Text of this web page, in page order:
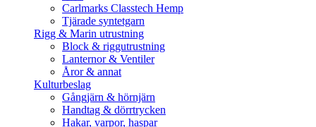
Carlmarks Classtech Hemp
Tjärade syntetgarn
Rigg & Marin utrustning
Block & riggutrustning
Lanternor & Ventiler
Åror & annat
Kulturbeslag
Gångjärn & hörnjärn
Handtag & dörrtrycken
Hakar, varpor, haspar